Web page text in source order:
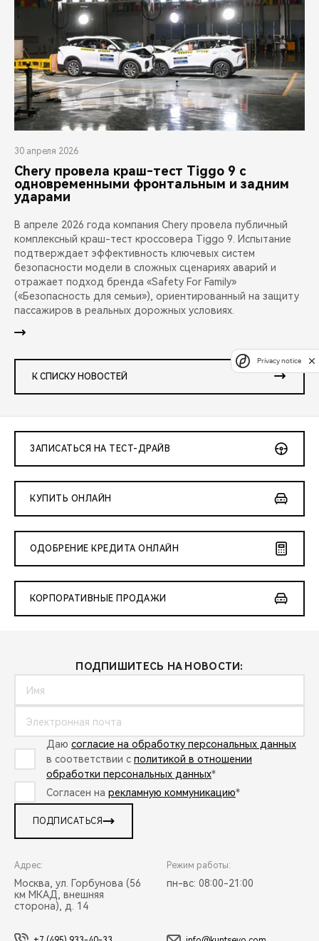
30 апреля 2026
Chery провела краш-тест Tiggo 9 с
одновременными фронтальным и задним
ударами
В апреле 2026 года компания Chery провела публичный
комплексный краш-тест кроссовера Tiggo 9. Испытание
подтверждает эффективность ключевых систем
безопасности модели в сложных сценариях аварий и
отражает подход бренда «Safety For Family»
(«Безопасность для семьи»), ориентированный на защиту
пассажиров в реальных дорожных условиях.
К СПИСКУ НОВОСТЕЙ
ЗАПИСАТЬСЯ НА ТЕСТ-ДРАЙВ
КУПИТЬ ОНЛАЙН
ОДОБРЕНИЕ КРЕДИТА ОНЛАЙН
КОРПОРАТИВНЫЕ ПРОДАЖИ
ПОДПИШИТЕСЬ НА НОВОСТИ:
Даю согласие на обработку персональных данных
в соответствии с политикой в отношении
обработки персональных данных*
Согласен на рекламную коммуникацию*
ПОДПИСАТЬСЯ
Адрес:
Москва, ул. Горбунова (56
км МКАД, внешняя
сторона), д. 14
Режим работы:
пн-вс: 08:00-21:00
Privacy notice